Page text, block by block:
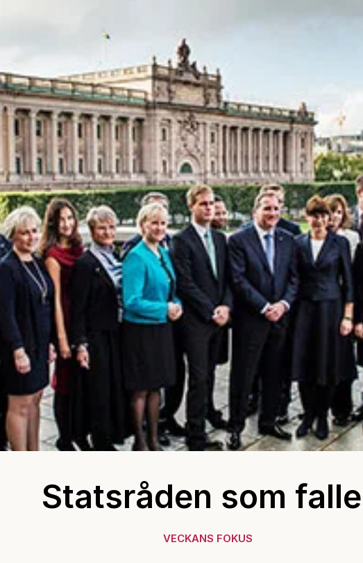
Statsråden som
VECKANS FOKUS